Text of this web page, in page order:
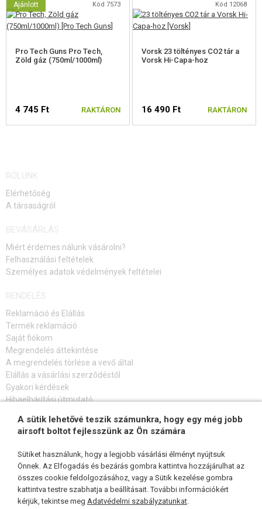
Ajánlott Kód 7573
Pro Tech Guns Pro Tech,
Zöld gáz (750ml/1000ml)
4 745 Ft RAKTÁRON
Kód 12068
Vorsk 23 töltényes CO2 tár a
Vorsk Hi-Capa-hoz
16 490 Ft RAKTÁRON
RÓLUNK
Elérhetőség
A társaságról
BEVÁSÁRLÁS
Miért érdemes nálunk vásárolni?
Felhasználási feltételek
Személyes adatok védelmények feltételei
RENDELÉS
Reklamáció és Elállás
Termék reklamáció
Saját fiókom
Megrendelés áttekintése
A megrendelés törlése a vevő által
Elállás a vásárlási szerződéstől
Gyakori kérdések
Hibaelhárítási útmutató
FELIRATKOZÁS HÍRLEVÉLRE
KÖVESSEN MINKET
A sütik lehetővé teszik számunkra, hogy egy még jobb
airsoft boltot fejlesszünk az Ön számára
Sütiket használunk, hogy a legjobb vásárlási élményt nyújtsuk
Önnek. Az Elfogadás és bezárás gombra kattintva hozzájárulhat az
összes cookie feldolgozásához, vagy a Sütik kezelése gombra
kattintva testre szabhatja a beállításait. További információkért
kérjük, tekintse meg Adatvédelmi szabályzatunkat.